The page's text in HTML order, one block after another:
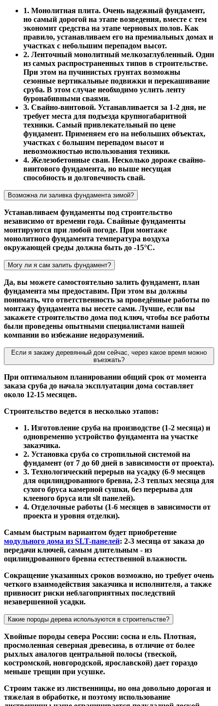
1. Монолитная плита. Очень надежный фундамент,
но самый дорогой на этапе возведения, вместе с тем
экономит средства на этапе черновых полов. Как
правило, устанавливаем его на премиальных домах и
участках с небольшим перепадом высот.
2. Ленточный монолитный мелкозаглубленный. Один
из самых распространенных типов в строительстве.
При этом на пучинистых грунтах возможны
сезонные вертикальные подвижки и перекашивание
сруба. В этом случае необходимо услить ленту
буронабивными сваями.
3. Свайно-винтовой. Устанавливается за 1-2 дня, не
требует места для подъезда крупногабаритной
техники. Самый привлекательный по цене
фундамент. Применяем его на небольших объектах,
участках с большим перепадом высот и
невозможностью использования техники.
4. Железобетонные сваи. Несколько дороже свайно-
винтового фундамента, но выше несущая
способность и долговечность свай.
Возможна ли заливка фундамента зимой?
Устанавливаем фундаменты под строительство
независимо от времени года. Свайные фундаменты
монтируются при любой погоде. При монтаже
монолитного фундамента температура воздуха
окружающей среды должна быть до -15°С.
Могу ли я сам залить фундамент?
Да, вы можете самостоятельно залить фундамент, план
фундамента мы предоставим. При этом вы должны
понимать, что ответственность за проведённые работы по
монтажу фундамента вы несете сами. Лучше, если вы
закажете строительство дома под ключ, чтобы все работы
были проведены опытными специалистами нашей
компании во избежание недоразумений.
Если я закажу деревянный дом сейчас, через какое время можно
въезжать?
При оптимальном планировании общий срок от момента
заказа сруба до начала эксплуатации дома составляет
около 12-15 месяцев.
Строительство ведется в несколько этапов:
1. Изготовление сруба на производстве (1-2 месяца) и
одновременно устройство фундамента на участке
заказчика.
2. Установка сруба со стропильной системой на
фундамент (от 7 до 60 дней в зависимости от проекта).
3. Технологический перерыв на усадку (6-9 месяцев
для оцилиндрованного бревна, 2-3 теплых месяца для
сухого бруса камерной сушки, без перерыва для
клееного бруса или slt панелей).
4. Отделочные работы (1-6 месяцев в зависимости от
проекта и уровня отделки).
Самым быстрым вариантом будет приобретение
модульного дома из SLT-панелей: 2-3 месяца от заказа до
передачи ключей, самым длительным - из
оцилиндрованного бревна естественной влажности.
Сокращение указанных сроков возможно, но требует очень
четкого взаимодействия заказчика и исполнителя, а также
привносит риски неблагоприятных последствий
незавершенной усадки.
Какие породы дерева используются в строительстве?
Хвойные породы севера России: сосна и ель. Плотная,
просмоленная северная древесина, в отличие от более
рыхлых аналогов центральной полосы (твеской,
костромской, новгородской, ярославской) дает гораздо
меньше трещин при усушке.
Строим также из лиственницы, но она довольно дорогая и
тяжелая в обработке, и поэтому использование